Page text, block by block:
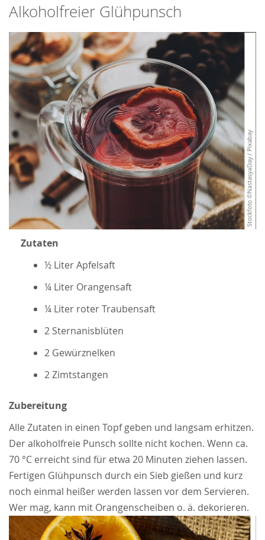
Alkoholfreier Glühpunsch
Zutaten
½ Liter Apfelsaft
¼ Liter Orangensaft
¼ Liter roter Traubensaft
2 Sternanisblüten
2 Gewürznelken
2 Zimtstangen
Zubereitung
Alle Zutaten in einen Topf geben und langsam erhitzen.
Der alkoholfreie Punsch sollte nicht kochen. Wenn ca.
70 °C erreicht sind für etwa 20 Minuten ziehen lassen.
Fertigen Glühpunsch durch ein Sieb gießen und kurz
noch einmal heißer werden lassen vor dem Servieren.
Wer mag, kann mit Orangenscheiben o. ä. dekorieren.